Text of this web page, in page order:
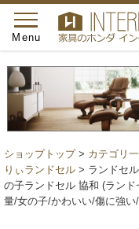
toggle
navigation
Menu
ショップトップ> カテゴリ
りぃランドセル > ランドセ
の子ランドセル 協和 (ラン
量/女の子/かわいい/傷に強